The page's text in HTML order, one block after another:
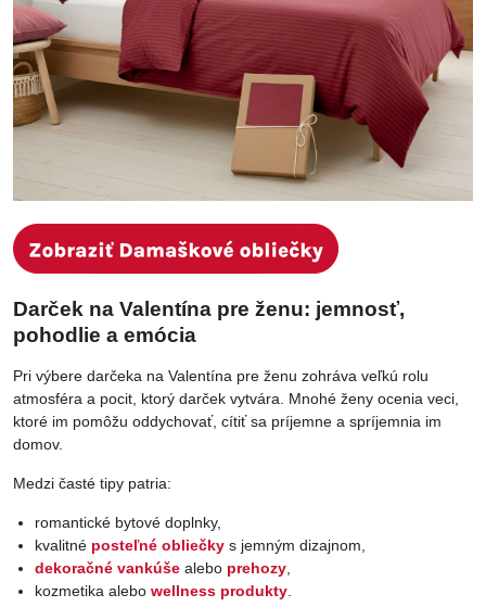
Darček na Valentína pre ženu: jemnosť,
pohodlie a emócia
Pri výbere darčeka na Valentína pre ženu zohráva veľkú rolu
atmosféra a pocit, ktorý darček vytvára. Mnohé ženy ocenia veci,
ktoré im pomôžu oddychovať, cítiť sa príjemne a spríjemnia im
domov.
Medzi časté tipy patria:
romantické bytové doplnky,
kvalitné posteľné obliečky s jemným dizajnom,
dekoračné vankúše alebo prehozy
kozmetika alebo wellness produkty